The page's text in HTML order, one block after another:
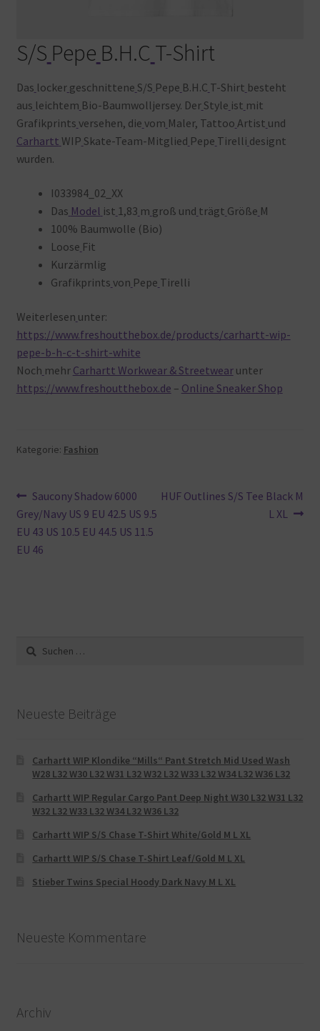
S/S Pepe B.H.C T-Shirt
Das locker geschnittene S/S Pepe B.H.C T-Shirt besteht
aus leichtem Bio-Baumwolljersey. Der Style ist mit
Grafikprints versehen, die vom Maler, Tattoo Artist und
Carhartt WIP Skate-Team-Mitglied Pepe Tirelli designt
wurden.
I033984_02_XX
Das Model ist 1,83 m groß und trägt Größe M
100% Baumwolle (Bio)
Loose Fit
Kurzärmlig
Grafikprints von Pepe Tirelli
Weiterlesen unter:
https://www.freshoutthebox.de/products/carhartt-wip-
pepe-b-h-c-t-shirt-white
Noch mehr Carhartt Workwear & Streetwearunter
https://www.freshoutthebox.de – Online Sneaker Shop
Kategorie: Fashion
Beitragsnavigation
Vorheriger
Beitrag:
Saucony Shadow 6000
Grey/Navy US 9 EU 42.5 US 9.5
EU 43 US 10.5 EU 44.5 US 11.5
EU 46
Nächster
HUF Outlines S/S Tee Black M
L XL
Suche
nach:
Neueste Beiträge
Carhartt WIP Klondike “Mills“ Pant Stretch Mid Used Wash
W28 L32 W30 L32 W31 L32 W32 L32 W33 L32 W34 L32 W36 L32
Carhartt WIP Regular Cargo Pant Deep Night W30 L32 W31 L32
W32 L32 W33 L32 W34 L32 W36 L32
Carhartt WIP S/S Chase T-Shirt White/Gold M L XL
Carhartt WIP S/S Chase T-Shirt Leaf/Gold M L XL
Stieber Twins Special Hoody Dark Navy M L XL
Neueste Kommentare
Archiv